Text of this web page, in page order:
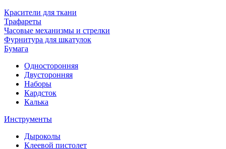
Красители для ткани
Трафареты
Часовые механизмы и стрелки
Фурнитура для шкатулок
Бумага
Односторонняя
Двусторонняя
Наборы
Кардсток
Калька
Инструменты
Дыроколы
Клеевой пистолет